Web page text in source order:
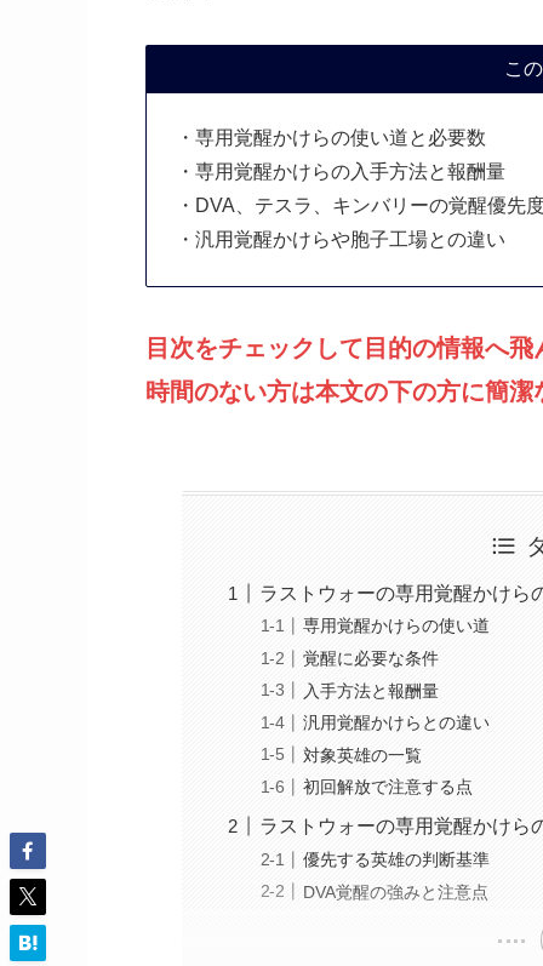
こ
・専用覚醒かけらの使い道と必要数
・専用覚醒かけらの入手方法と報酬量
・DVA、テスラ、キンバリーの覚醒優先
・汎用覚醒かけらや胞子工場との違い
目次をチェックして目的の情報へ飛
時間のない方は本文の下の方に簡
ラストウォーの専用覚醒かけら
専用覚醒かけらの使い道
覚醒に必要な条件
入手方法と報酬量
汎用覚醒かけらとの違い
対象英雄の一覧
初回解放で注意する点
ラストウォーの専用覚醒かけら
優先する英雄の判断基準
DVA覚醒の強みと注意点